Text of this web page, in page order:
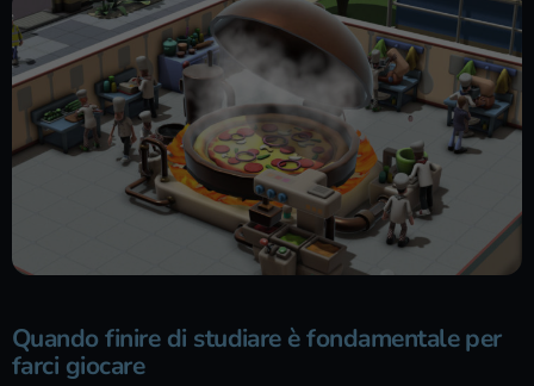
Quando finire di studiare è fondamentale per
farci giocare